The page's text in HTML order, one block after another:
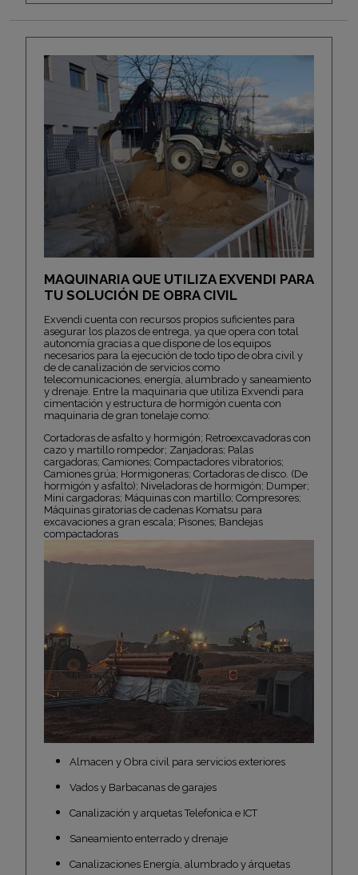
MAQUINARIA QUE UTILIZA EXVENDI PARA
TU SOLUCIÓN DE OBRA CIVIL
Exvendi cuenta con recursos propios suficientes para
asegurar los plazos de entrega, ya que opera con total
autonomía gracias a que dispone de los equipos
necesarios para la ejecución de todo tipo de obra civil y
de de canalización de servicios como
telecomunicaciones, energía, alumbrado y saneamiento
y drenaje. Entre la maquinaria que utiliza Exvendi para
cimentación y estructura de hormigón cuenta con
maquinaria de gran tonelaje como:
Cortadoras de asfalto y hormigón; Retroexcavadoras con
cazo y martillo rompedor; Zanjadoras; Palas
cargadoras; Camiones; Compactadores vibratorios;
Camionesgrúa; Hormigoneras; Cortadoras de disco. (De
hormigón y asfalto); Niveladoras de hormigón; Dumper;
Mini cargadoras; Máquinas con martillo; Compresores;
Máquinas giratorias de cadenas Komatsu para
excavaciones a gran escala; Pisones; Bandejas
compactadoras
Almacen y Obra civil para servicios exteriores
Vados y Barbacanas de garajes
Canalización y arquetas Telefonica e ICT
Saneamiento enterrado y drenaje
Canalizaciones Energía, alumbrado y árquetas